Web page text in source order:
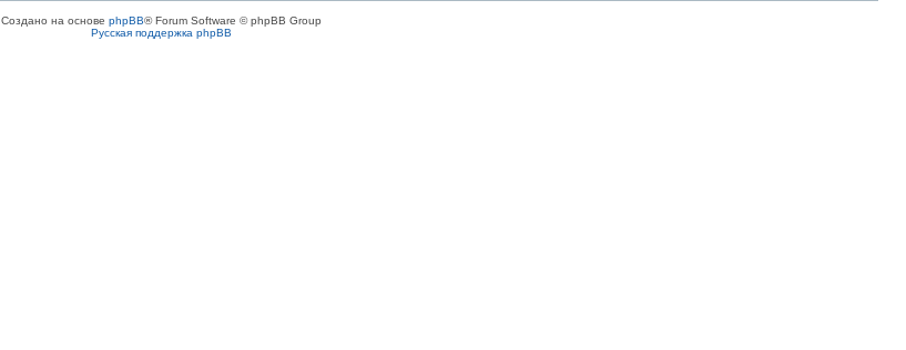
Создано на основе phpBB® Forum Software © phpBB Group
Русская поддержка phpBB